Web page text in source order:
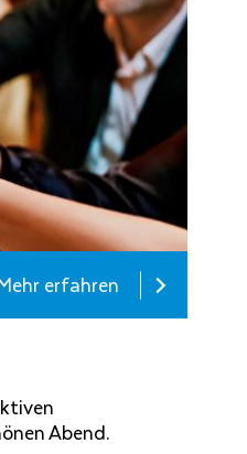
erfahren
Abend.